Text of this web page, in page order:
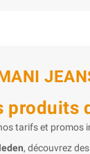
produits
tarifs et promos
, découvrez